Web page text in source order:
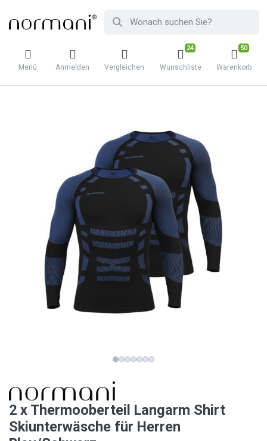
Menü Anmelden Vergleichen
24
Wunschliste
50
Warenkorb
2 x Thermooberteil Langarm Shirt
Skiunterwäsche für Herren